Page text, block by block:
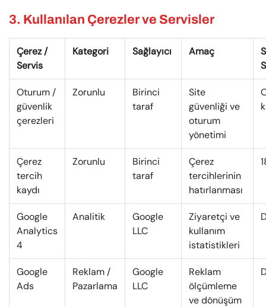
3. Kullanılan Çerezler ve Servisler
Çerez /
Servis
Kategori Sağlayıcı Amaç
Oturum /
güvenlik
çerezleri
Zorunlu
Birinci
taraf
Site
güvenliği ve
oturum
yönetimi
Çerez
tercih
kaydı
Zorunlu
Birinci
taraf
Çerez
tercihlerinin
hatırlanması
Google
Analytics
4
Analitik
Google
LLC
Ziyaretçi ve
kullanım
istatistikleri
Google
Ads
Reklam /
Pazarlama
Google
LLC
Reklam
ölçümleme
ve dönüşüm